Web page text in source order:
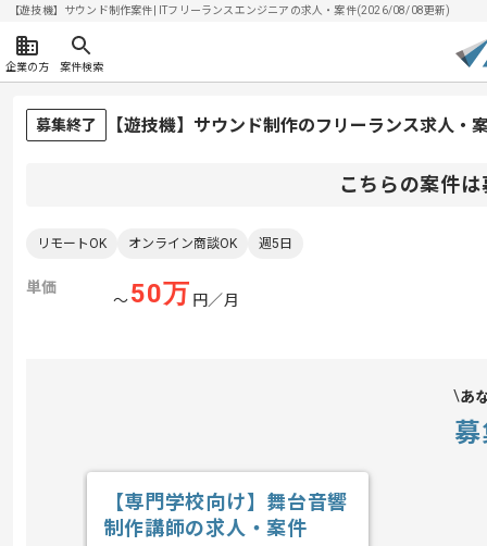
【遊技機】サウンド制作案件| ITフリーランスエンジニアの求人・案件(2026/08/08更新)
企業の方 案件検索
募集終了 【遊技機】サウンド制作のフリーランス求人・
こちらの案件
リモートOK オンライン商談OK 週5日
単価
〜50万 円／月
あ
【専門学校向け】舞台音響
制作講師の求人・案件